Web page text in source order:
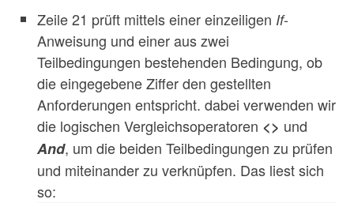
Zeile 21 prüft mittels einer einzeiligen If-
Anweisung und einer aus zwei
Teilbedingungen bestehenden Bedingung, ob
die eingegebene Ziffer den gestellten
Anforderungen entspricht. dabei verwenden wir
die logischen Vergleichsoperatoren <> und
And, um die beiden Teilbedingungen zu prüfen
und miteinander zu verknüpfen. Das liest sich
so: